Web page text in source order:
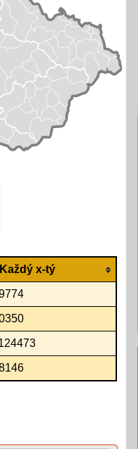
Každý x-tý